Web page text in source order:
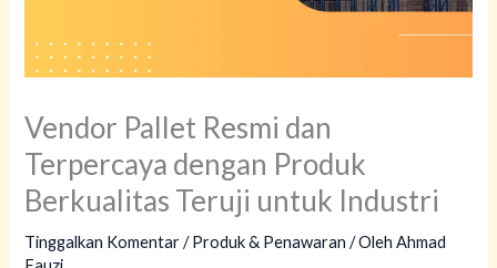
Vendor Pallet Resmi dan
Terpercaya dengan Produk
Berkualitas Teruji untuk Industri
Tinggalkan Komentar / Produk & Penawaran / OlehAhmad